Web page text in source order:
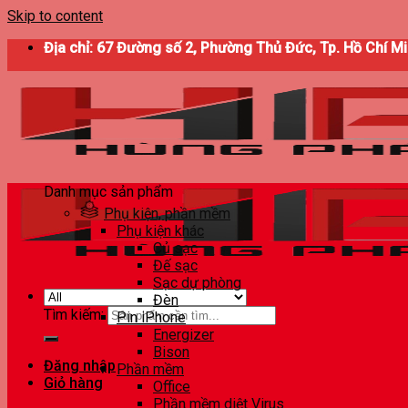
Skip to content
Địa chỉ: 67 Đường số 2, Phường Thủ Đức, Tp. Hồ Chí
Tìm kiếm:
Đăng nhập
Giỏ hàng
Danh mục sản phẩm
Phụ kiện, phần mềm
Phụ kiện khác
Củ sạc
Đế sạc
Sạc dự phòng
Đèn
Pin iPhone
Energizer
Bison
Phần mềm
Office
Phần mềm diệt Virus